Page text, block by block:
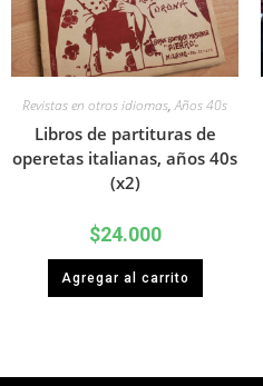
Revistas en otros idiomas,Años 40s
Libros de partituras de
operetas italianas, años 40s
(x2)
$24.000
Agregar al carrito